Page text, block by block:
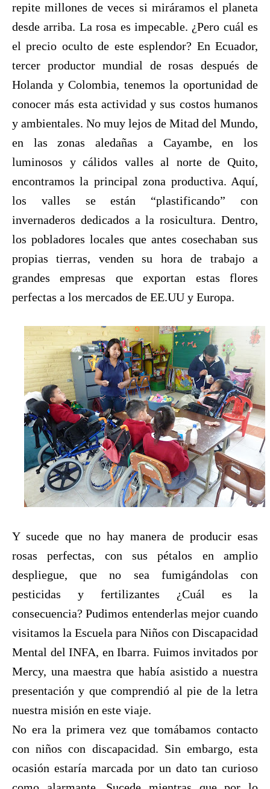
repite millones de veces si miráramos el planeta
desde arriba. La rosa es impecable. ¿Pero cuál es
el precio oculto de este esplendor? En Ecuador,
tercer productor mundial de rosas después de
Holanda y Colombia, tenemos la oportunidad de
conocer más esta actividad y sus costos humanos
y ambientales. No muy lejos de Mitad del Mundo,
en las zonas aledañas a Cayambe, en los
luminosos y cálidos valles al norte de Quito,
encontramos la principal zona productiva. Aquí,
los valles se están “plastificando” con
invernaderos dedicados a la rosicultura. Dentro,
los pobladores locales que antes cosechaban sus
propias tierras, venden su hora de trabajo a
grandes empresas que exportan estas flores
perfectas a los mercados de EE.UU y Europa.
Y sucede que no hay manera de producir esas
rosas perfectas, con sus pétalos en amplio
despliegue, que no sea fumigándolas con
pesticidas y fertilizantes ¿Cuál es la
consecuencia? Pudimos entenderlas mejor cuando
visitamos la Escuela para Niños con Discapacidad
Mental del INFA, en Ibarra. Fuimos invitados por
Mercy, una maestra que había asistido a nuestra
presentación y que comprendió al pie de la letra
nuestra misión en este viaje.
No era la primera vez que tomábamos contacto
con niños con discapacidad. Sin embargo, esta
ocasión estaría marcada por un dato tan curioso